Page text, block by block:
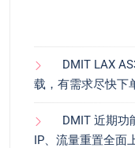
DMIT LAX
载，有需求尽快下
DMIT 近期功
IP、流量重置全面